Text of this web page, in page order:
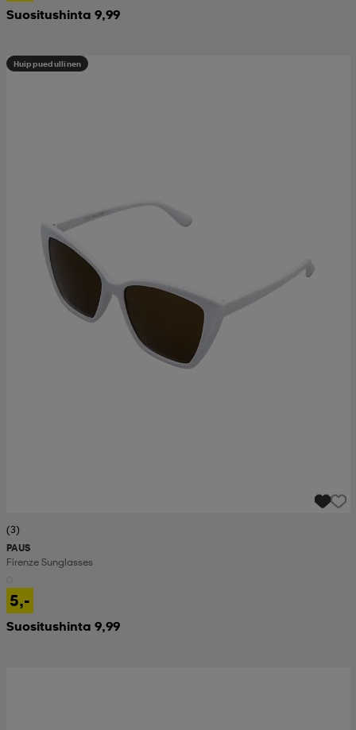
Suositushinta 9,99
Huippuedullinen
(3)
PAUS
Firenze Sunglasses
5,-
Suositushinta 9,99